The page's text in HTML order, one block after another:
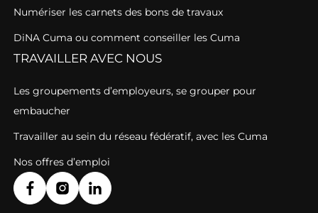
Numériser les carnets des bons de travaux
DiNA Cuma ou comment conseiller les Cuma
TRAVAILLER AVEC NOUS
Les groupements d’employeurs, se grouper pour
embaucher
Travailler au sein du réseau fédératif, avec les Cuma
Nos offres d’emploi